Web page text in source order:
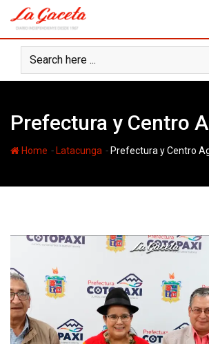
content
Prefectura y Centro
Home - Latacunga - Prefectura y Centro